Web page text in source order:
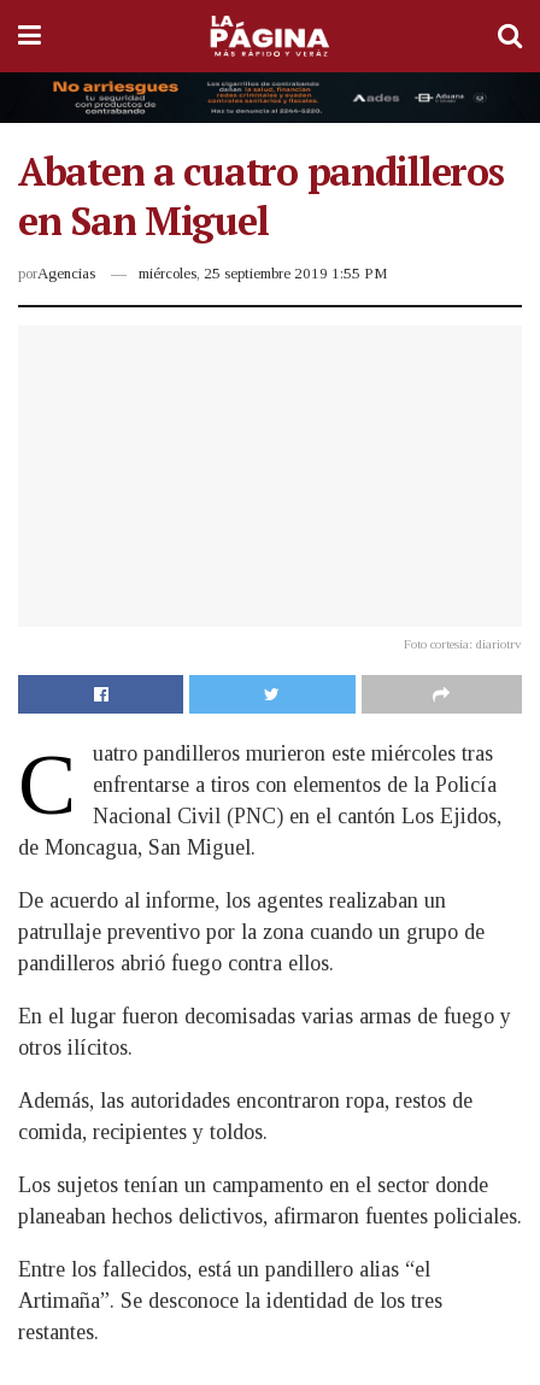
Abaten a cuatro pandilleros
en San Miguel
porAgencias miércoles, 25 septiembre 2019 1:55 PM
Foto cortesía: diariotrv
C
uatro pandilleros murieron este miércoles tras
enfrentarse a tiros con elementos de la Policía
Nacional Civil (PNC) en el cantón Los Ejidos,
de Moncagua, San Miguel.
De acuerdo al informe, los agentes realizaban un
patrullaje preventivo por la zona cuando un grupo de
pandilleros abrió fuego contra ellos.
En el lugar fueron decomisadas varias armas de fuego y
otros ilícitos.
Además, las autoridades encontraron ropa, restos de
comida, recipientes y toldos.
Los sujetos tenían un campamento en el sector donde
planeaban hechos delictivos, afirmaron fuentes policiales.
Entre los fallecidos, está un pandillero alias “el
Artimaña”. Se desconoce la identidad de los tres
restantes.